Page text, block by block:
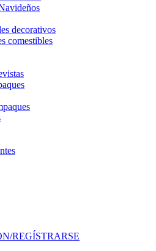
decorativos
comestibles
REGÍSTRARSE